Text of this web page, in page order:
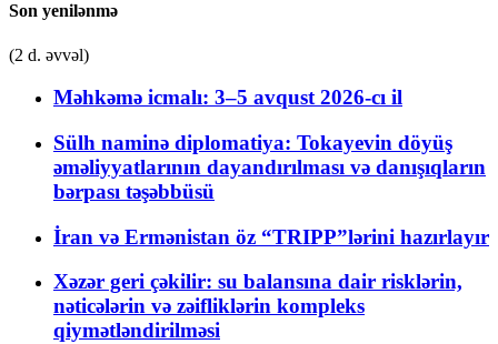
Son yenilənmə
(2 d. əvvəl)
Məhkəmə icmalı: 3–5 avqust 2026-cı il
Sülh naminə diplomatiya: Tokayevin döyüş
əməliyyatlarının dayandırılması və danışıqların
bərpası təşəbbüsü
İran və Ermənistan öz “TRIPP”lərini hazırlayır
Xəzər geri çəkilir: su balansına dair risklərin,
nəticələrin və zəifliklərin kompleks
qiymətləndirilməsi